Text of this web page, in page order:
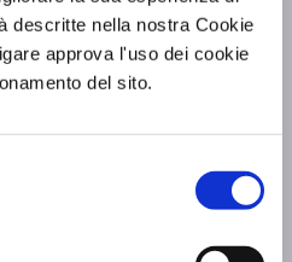
descritte nella nostra Cookie
approva l'uso dei cookie
del sito.
Qarsa
Cave